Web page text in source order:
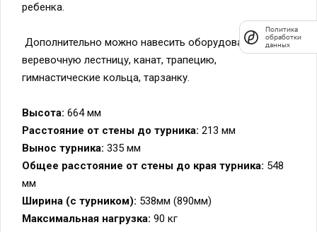
ребенка.
Дополнительно можно навесить оборудование:
веревочную лестницу, канат, трапецию,
гимнастические кольца, тарзанку.
Высота: 664 мм
Расстояние от стены до турника: 213 мм
Вынос турника: 335 мм
Общее расстояние от стены до края турника: 548
мм
Ширина (с турником): 538мм (890мм)
Максимальная нагрузка: 90 кг
Политика
обработки
данных